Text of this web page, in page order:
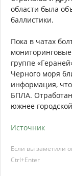
области была
баллистики.
Пока в чатах
группе
Черного моря
информация,
БПЛА.
южнее
Источник
Если вы заметили
Ctrl+Enter